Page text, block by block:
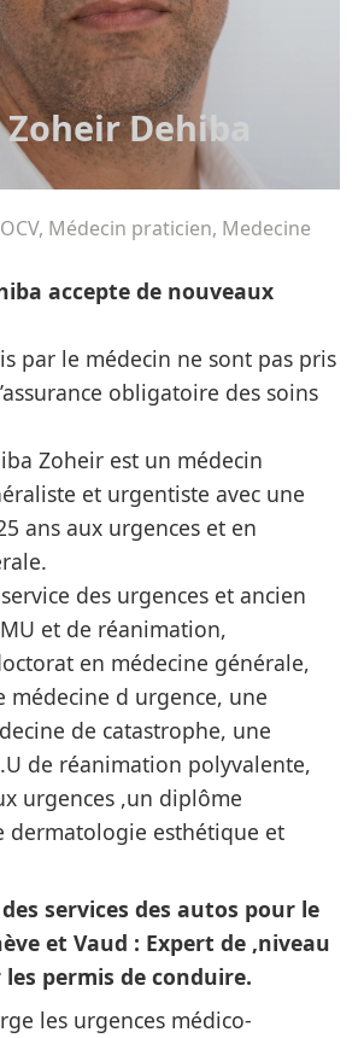
Dehiba
Médecin praticien, Medecine
accepte de nouveaux
par le médecin ne sont pas pris
obligatoire des soins
Zoheir est un médecin
et urgentiste avec une
ans aux urgences et en
des urgences et ancien
et de réanimation,
en médecine générale,
médecine d urgence, une
de catastrophe, une
de réanimation polyvalente,
urgences ,un diplôme
dermatologie esthétique et
services des autos pour le
et Vaud : Expert de ,niveau
permis de conduire.
les urgences médico-